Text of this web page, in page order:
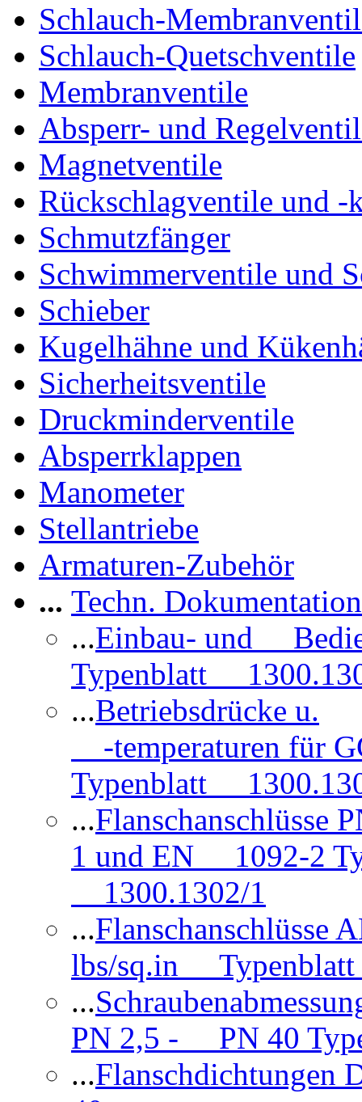
Schlauch-
Schlauch-Quetschventile
Membranventile
Absperr- und
Magnetventile
Rückschlagventile und -
Schmutzfänger
Schwimmerventile und
Schieber
Kugelhähne und
Sicherheitsventile
Druckminderventile
Absperrklappen
Manometer
Stellantriebe
Armaturen-Zubehör
... Techn.
...Einbau- und
Typenblatt
...Betriebsdrücke u.
-temperaturen für
Typenblatt
...
1 und EN 1092-2
1300.1302/1
...
lbs/sq.in Typenblatt
...
PN 2,5 - PN 40
...